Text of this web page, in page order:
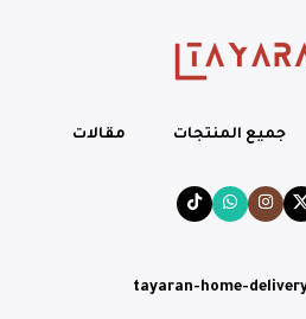
جميع المنتجات مقالات